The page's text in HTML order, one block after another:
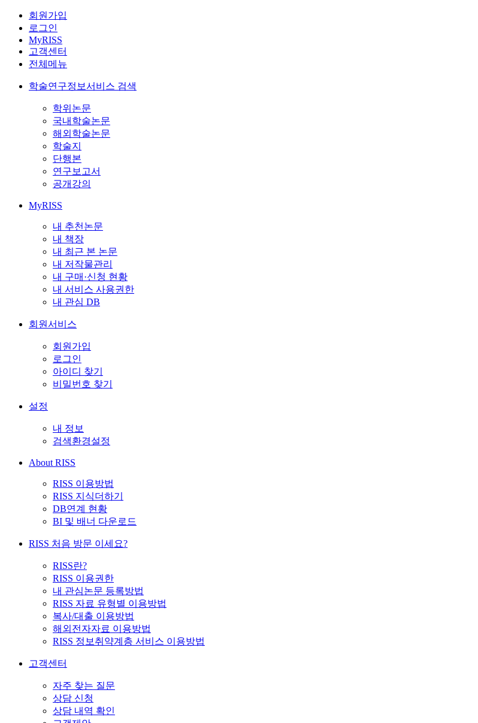
회원가입
로그인
MyRISS
고객센터
전체메뉴
학술연구정보서비스 검색
학위논문
국내학술논문
해외학술논문
학술지
단행본
연구보고서
공개강의
MyRISS
내 추천논문
내 책장
내 최근 본 논문
내 저작물관리
내 구매·신청 현황
내 서비스 사용권한
내 관심 DB
회원서비스
회원가입
로그인
아이디 찾기
비밀번호 찾기
설정
내 정보
검색환경설정
About RISS
RISS 이용방법
RISS 지식더하기
DB연계 현황
BI 및 배너 다운로드
RISS 처음 방문 이세요?
RISS란?
RISS 이용권한
내 관심논문 등록방법
RISS 자료 유형별 이용방법
복사/대출 이용방법
해외전자자료 이용방법
RISS 정보취약계층 서비스 이용방법
고객센터
자주 찾는 질문
상담 신청
상담 내역 확인